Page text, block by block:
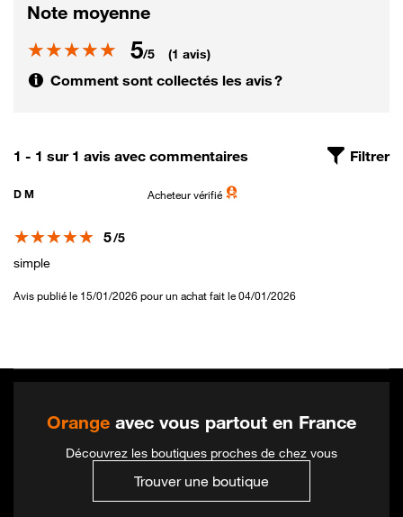
Note moyenne
Note
5/5 (1 avis)
Comment sont collectés les avis ?
1 - 1 sur 1 avis avec commentaires Filtrer
D M Acheteur vérifié
Note
5/5
simple
Avis publié le 15/01/2026 pour un achat fait le 04/01/2026